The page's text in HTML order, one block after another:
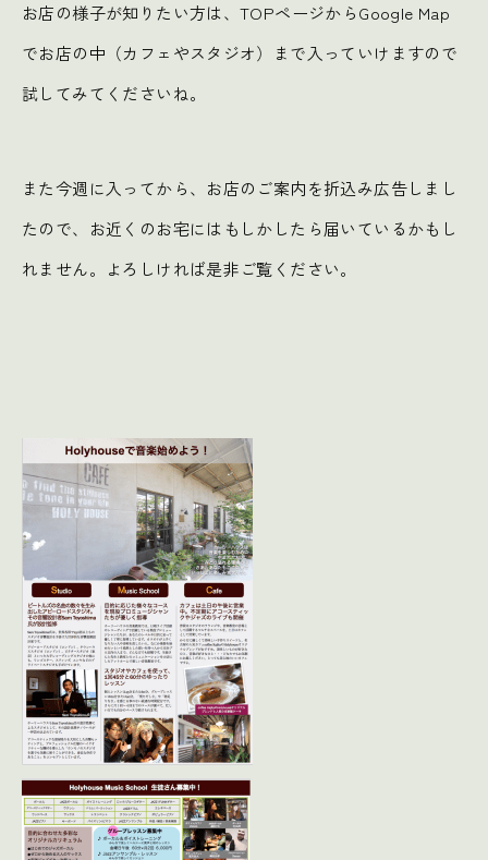
お店の様子が知りたい方は、TOPページからGoogle Map
でお店の中（カフェやスタジオ）まで入っていけますので
試してみてくださいね。
また今週に入ってから、お店のご案内を折込み広告しまし
たので、お近くのお宅にはもしかしたら届いているかもし
れません。よろしければ是非ご覧ください。